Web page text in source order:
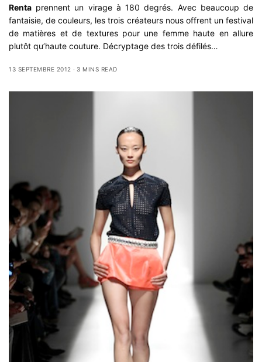
Renta prennent un virage à 180 degrés. Avec beaucoup de
fantaisie, de couleurs, les trois créateurs nous offrent un festival
de matières et de textures pour une femme haute en allure
plutôt qu’haute couture. Décryptage des trois défilés…
13 SEPTEMBRE 2012 3 MINS READ